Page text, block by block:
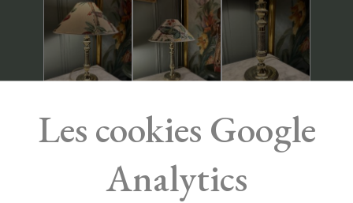
Les cookies Google
Analytics